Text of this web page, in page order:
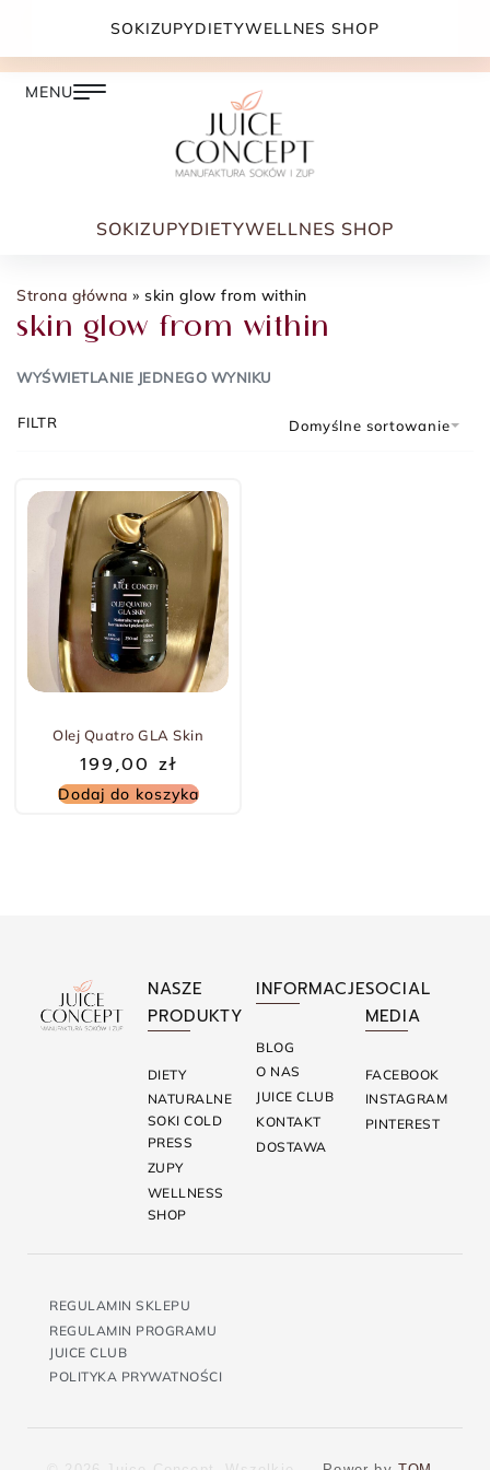
DARMOWA DOSTAWA PRZY ZAMÓWIENIU JUŻ OD
SOKIZUPYDIETYWELLNES SHOP
Strona główna » skin glow from within
skin glow from within
WYŚWIETLANIE JEDNEGO WYNIKU
Domyślne sortowanie
FILTR
Olej Quatro GLA Skin
199,00 zł
Dodaj do koszyka
NASZE
PRODUKTY
DIETY
NATURALNE
SOKI COLD
PRESS
ZUPY
WELLNESS
SHOP
INFORMACJE
BLOG
O NAS
JUICE CLUB
KONTAKT
DOSTAWA
SOCIAL
MEDIA
FACEBOOK
INSTAGRAM
PINTEREST
REGULAMIN SKLEPU
REGULAMIN PROGRAMU
JUICE CLUB
POLITYKA PRYWATNOŚCI
SOKIZUPYDIETYWELLNES SHOP